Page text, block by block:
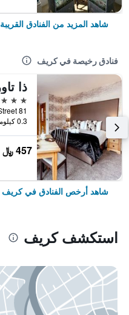
شاهد المزيد من الفنادق القريبة
فنادق رخيصة في كريف
3 نجوم
0.3 كيلومتر عن وسط المدينة
457 ﷼
شاهد أرخص الفنادق في كريف
استكشف كريف